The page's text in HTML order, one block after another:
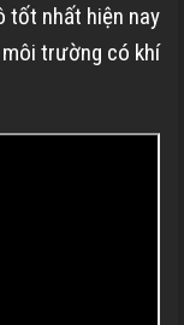
tốt nhất hiện nay
trường có khí